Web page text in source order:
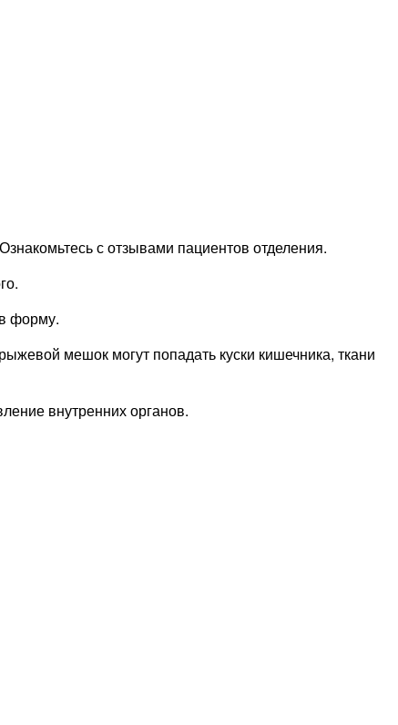
с отзывами пациентов отделения.
форму.
мешок могут попадать куски кишечника, ткани
внутренних органов.